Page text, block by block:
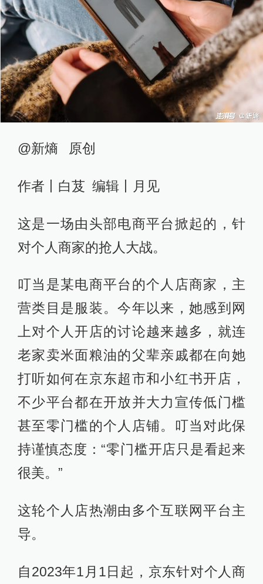
@新熵 原创
作者丨白芨 编辑丨月见
这是一场由头部电商平台掀起的，针
对个人商家的抢人大战。
叮当是某电商平台的个人店商家，主
营类目是服装。今年以来，她感到网
上对个人开店的讨论越来越多，就连
老家卖米面粮油的父辈亲戚都在向她
打听如何在京东超市和小红书开店，
不少平台都在开放并大力宣传低门槛
甚至零门槛的个人店铺。叮当对此保
持谨慎态度：“零门槛开店只是看起来
很美。”
这轮个人店热潮由多个互联网平台主
导。
自2023年1月1日起，京东针对个人商